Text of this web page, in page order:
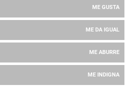
ME GUSTA
ME DA IGUAL
ME ABURRE
ME INDIGNA